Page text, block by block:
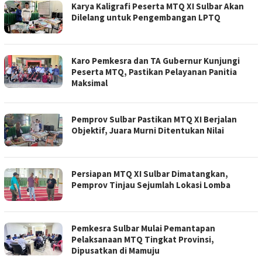
Karya Kaligrafi Peserta MTQ XI Sulbar Akan
Dilelang untuk Pengembangan LPTQ
Karo Pemkesra dan TA Gubernur Kunjungi
Peserta MTQ, Pastikan Pelayanan Panitia
Maksimal
Pemprov Sulbar Pastikan MTQ XI Berjalan
Objektif, Juara Murni Ditentukan Nilai
Persiapan MTQ XI Sulbar Dimatangkan,
Pemprov Tinjau Sejumlah Lokasi Lomba
Pemkesra Sulbar Mulai Pemantapan
Pelaksanaan MTQ Tingkat Provinsi,
Dipusatkan di Mamuju